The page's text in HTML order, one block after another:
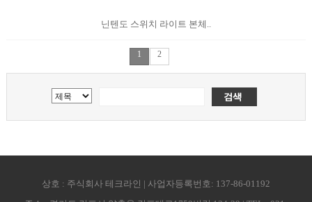
닌텐도 스위치 라이트 본체..
1 2
상호 : 주식회사 테크라인 | 사업자등록번호: 137-86-01192